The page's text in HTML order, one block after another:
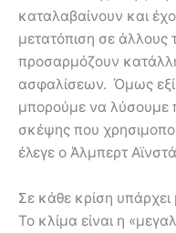
καταλαβαίνουν και
μετατόπιση σε άλλους
προσαρμόζουν
ασφαλίσεων. Όμως
μπορούμε να λύσουμε
σκέψης που
έλεγε ο Άλμπερτ
Σε κάθε κρίση
Το κλίμα είναι η